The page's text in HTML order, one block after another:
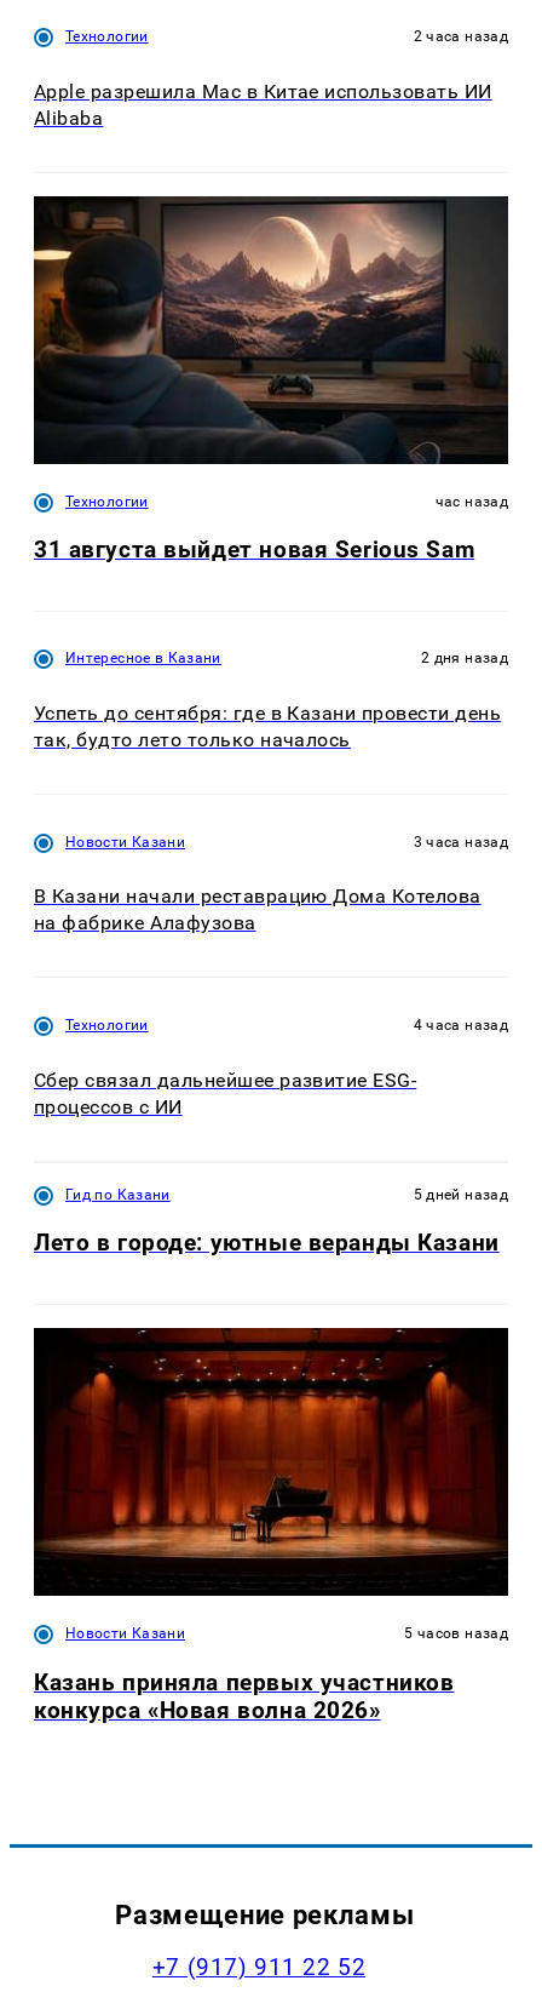
Технологии 2 часа назад
Apple разрешила Mac в Китае использовать ИИ
Alibaba
Технологии час назад
31 августа выйдет новая Serious Sam
Интересное в Казани 2 дня назад
Успеть до сентября: где в Казани провести день
так, будто лето только началось
Новости Казани 3 часа назад
В Казани начали реставрацию Дома Котелова
на фабрике Алафузова
Технологии 4 часа назад
Сбер связал дальнейшее развитие ESG-
процессов с ИИ
Гид по Казани 5 дней назад
Лето в городе: уютные веранды Казани
Новости Казани 5 часов назад
Казань приняла первых участников
конкурса «Новая волна 2026»
Размещение рекламы
+7 (917) 911 22 52